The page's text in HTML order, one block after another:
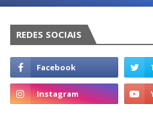
REDES SOCIAIS